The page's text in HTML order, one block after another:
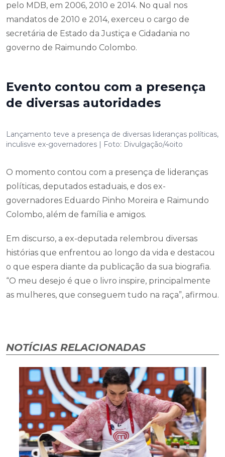
pelo MDB, em 2006, 2010 e 2014. No qual nos
mandatos de 2010 e 2014, exerceu o cargo de
secretária de Estado da Justiça e Cidadania no
governo de Raimundo Colombo.
Evento contou com a presença
de diversas autoridades
Lançamento teve a presença de diversas lideranças políticas,
inculisve ex-governadores | Foto: Divulgação/4oito
O momento contou com a presença de lideranças
políticas, deputados estaduais, e dos ex-
governadores Eduardo Pinho Moreira e Raimundo
Colombo, além de família e amigos.
Em discurso, a ex-deputada relembrou diversas
histórias que enfrentou ao longo da vida e destacou
o que espera diante da publicação da sua biografia.
“O meu desejo é que o livro inspire, principalmente
as mulheres, que conseguem tudo na raça”, afirmou.
NOTÍCIAS RELACIONADAS